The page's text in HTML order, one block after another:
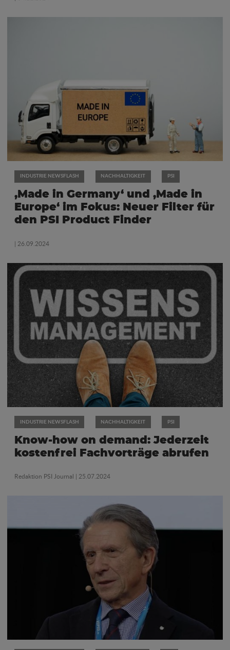
INDUSTRIE NEWSFLASH NACHHALTIGKEIT PSI
‚Made in Germany‘ und ‚Made in
Europe‘ im Fokus: Neuer Filter für
den PSI Product Finder
| 26.09.2024
INDUSTRIE NEWSFLASH NACHHALTIGKEIT PSI
Know-how on demand: Jederzeit
kostenfrei Fachvorträge abrufen
Redaktion PSI Journal | 25.07.2024